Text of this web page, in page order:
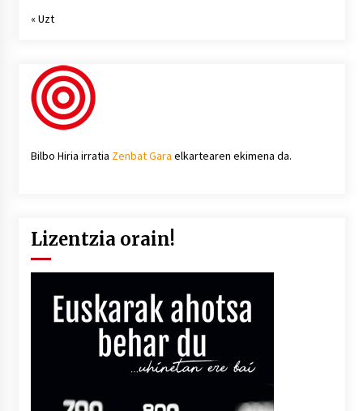
« Uzt
Bilbo Hiria irratia Zenbat Gara elkartearen ekimena da.
Lizentzia orain!